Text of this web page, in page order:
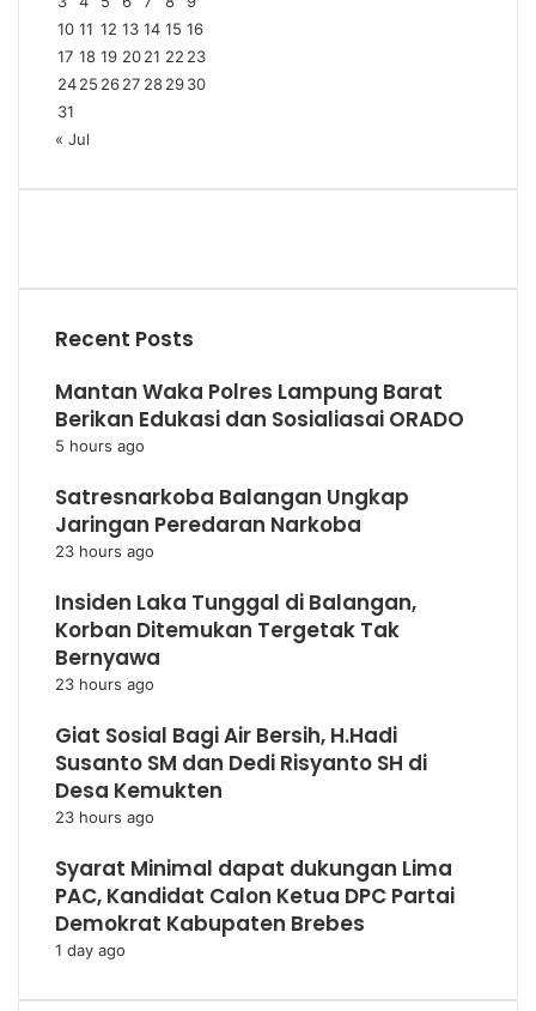
10 11 12 13 14 15 16
17 18 19 2021 22 23
2425 2627 282930
31
« Jul
Recent Posts
Mantan Waka Polres Lampung Barat
Berikan Edukasi dan Sosialiasai ORADO
5 hours ago
Satresnarkoba Balangan Ungkap
Jaringan Peredaran Narkoba
23 hours ago
Insiden Laka Tunggal di Balangan,
Korban Ditemukan Tergetak Tak
Bernyawa
23 hours ago
Giat Sosial Bagi Air Bersih, H.Hadi
Susanto SM dan Dedi Risyanto SH di
Desa Kemukten
23 hours ago
Syarat Minimal dapat dukungan Lima
PAC, Kandidat Calon Ketua DPC Partai
Demokrat Kabupaten Brebes
1 day ago